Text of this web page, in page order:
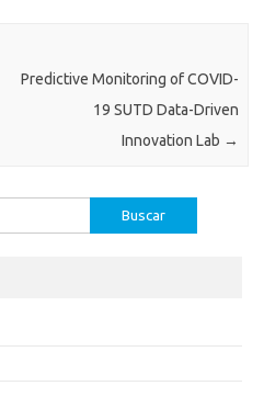
Predictive Monitoring of COVID-
19 SUTD Data-Driven
Innovation Lab →